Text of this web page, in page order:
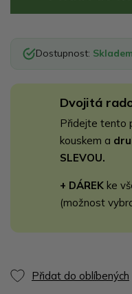
Dostupnost: Skladem
Dvojitá
Přidejte tento
kouskem a
SLEVOU.
+ DÁREK ke
(možnost
Přidat do oblíbených